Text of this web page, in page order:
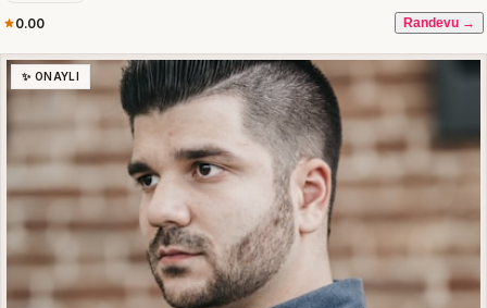
0.00 Randevu →
✨ ONAYLI